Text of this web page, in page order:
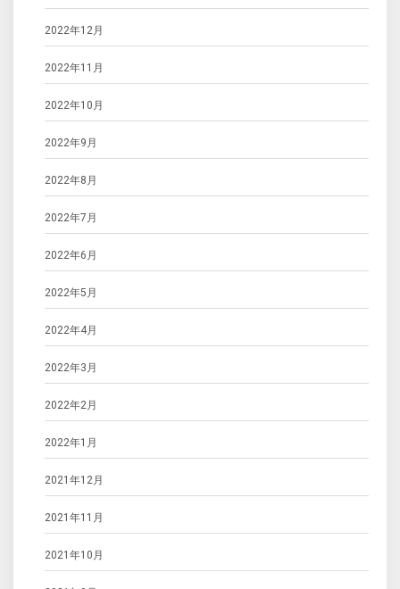
2022年12月
2022年11月
2022年10月
2022年9月
2022年8月
2022年7月
2022年6月
2022年5月
2022年4月
2022年3月
2022年2月
2022年1月
2021年12月
2021年11月
2021年10月